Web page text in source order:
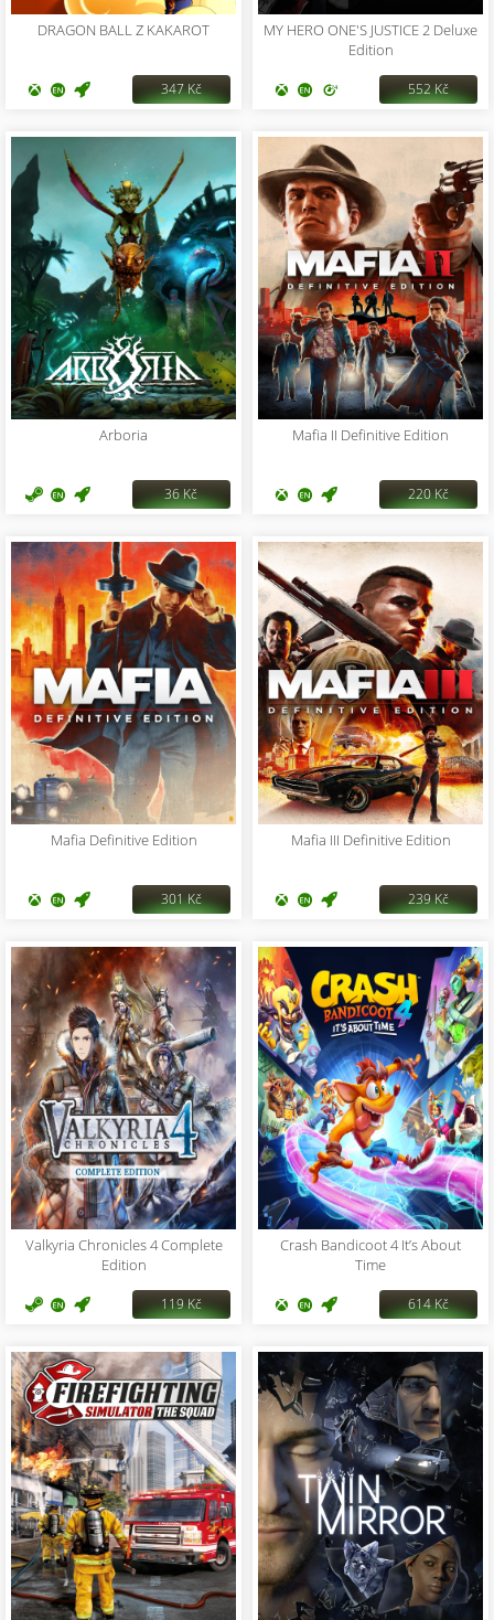
DRAGON BALL Z KAKAROT
347 Kč
MY HERO ONE'S JUSTICE 2 Deluxe
Edition
552 Kč
Arboria
36 Kč
Mafia II Definitive Edition
220 Kč
Mafia Definitive Edition
301 Kč
Mafia III Definitive Edition
239 Kč
Valkyria Chronicles 4 Complete
Edition
119 Kč
Crash Bandicoot 4 It’s About
Time
614 Kč